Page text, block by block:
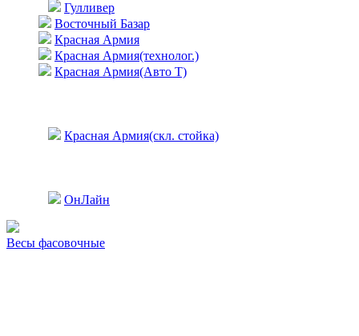
Гулливер
Восточный Базар
Красная Армия
Красная Армия(технолог.)
Красная Армия(Авто Т)
Красная Армия(скл. стойка)
ОнЛайн
Весы фасовочные